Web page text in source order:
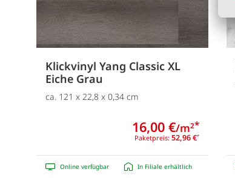
Klickvinyl Yang Classic XL
Eiche Grau
ca. 121 x 22,8 x 0,34 cm
Paketpreis: 52,96 €*
16,00 €/m2*
Online verfügbar In Filiale erhältlich